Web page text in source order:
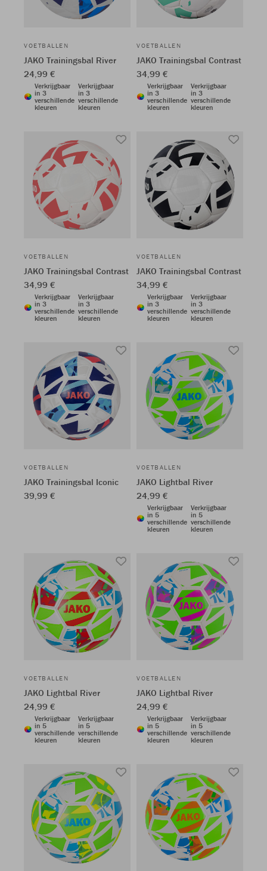
VOETBALLEN
JAKO Trainingsbal River
24,99 €
Verkrijgbaar
in 3
verschillende
kleuren
Verkrijgbaar
in 3
verschillende
kleuren
VOETBALLEN
JAKO Trainingsbal Contrast
34,99 €
Verkrijgbaar
in 3
verschillende
kleuren
Verkrijgbaar
in 3
verschillende
kleuren
VOETBALLEN
JAKO Trainingsbal Contrast
34,99 €
Verkrijgbaar
in 3
verschillende
kleuren
Verkrijgbaar
in 3
verschillende
kleuren
VOETBALLEN
JAKO Trainingsbal Contrast
34,99 €
Verkrijgbaar
in 3
verschillende
kleuren
Verkrijgbaar
in 3
verschillende
kleuren
VOETBALLEN
JAKO Trainingsbal Iconic
39,99 €
VOETBALLEN
JAKO Lightbal River
24,99 €
Verkrijgbaar
in 5
verschillende
kleuren
Verkrijgbaar
in 5
verschillende
kleuren
VOETBALLEN
JAKO Lightbal River
24,99 €
Verkrijgbaar
in 5
verschillende
kleuren
Verkrijgbaar
in 5
verschillende
kleuren
VOETBALLEN
JAKO Lightbal River
24,99 €
Verkrijgbaar
in 5
verschillende
kleuren
Verkrijgbaar
in 5
verschillende
kleuren